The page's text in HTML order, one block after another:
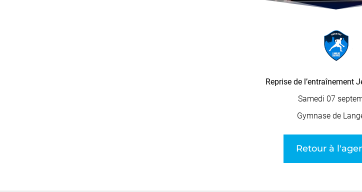
Reprise de l’entraînement
Samedi 07
Gymnase de
Retour à